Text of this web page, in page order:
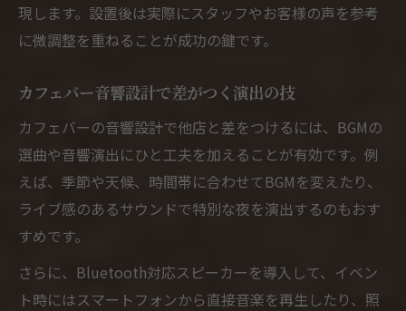
現します。設置後は実際にスタッフやお客様の声を参考
に微調整を重ねることが成功の鍵です。
カフェバー音響設計で差がつく演出の技
カフェバーの音響設計で他店と差をつけるには、BGMの
選曲や音響演出にひと工夫を加えることが有効です。例
えば、季節や天候、時間帯に合わせてBGMを変えたり、
ライブ感のあるサウンドで特別な夜を演出するのもおす
すめです。
さらに、Bluetooth対応スピーカーを導入して、イベン
ト時にはスマートフォンから直接音楽を再生したり、照